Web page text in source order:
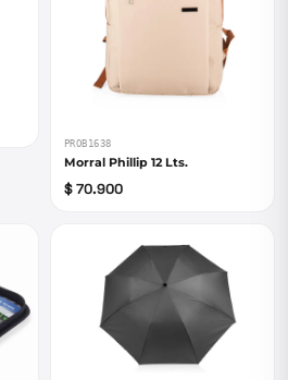
PROB1638
Morral Phillip 12 Lts.
$ 70.900